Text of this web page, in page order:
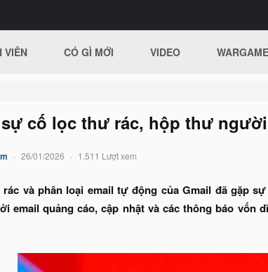
VIÊN CÓ GÌ MỚI VIDEO WARGAME
cố lọc thư rác, hộp thư
26/01/2026 1.511 Lượt xem
và phân loại email tự động của Gmail đã gặp
email quảng cáo, cập nhật và các thông báo